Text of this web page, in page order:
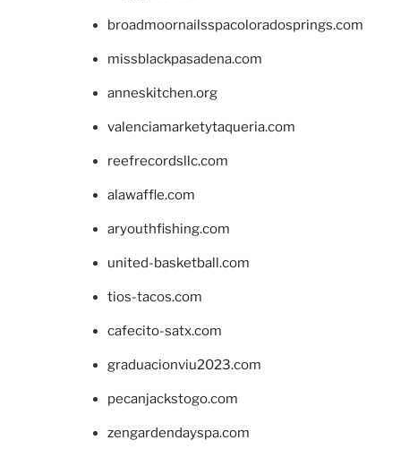
broadmoornailsspacoloradosprings.com
missblackpasadena.com
anneskitchen.org
valenciamarketytaqueria.com
reefrecordsllc.com
alawaffle.com
aryouthfishing.com
united-basketball.com
tios-tacos.com
cafecito-satx.com
graduacionviu2023.com
pecanjackstogo.com
zengardendayspa.com